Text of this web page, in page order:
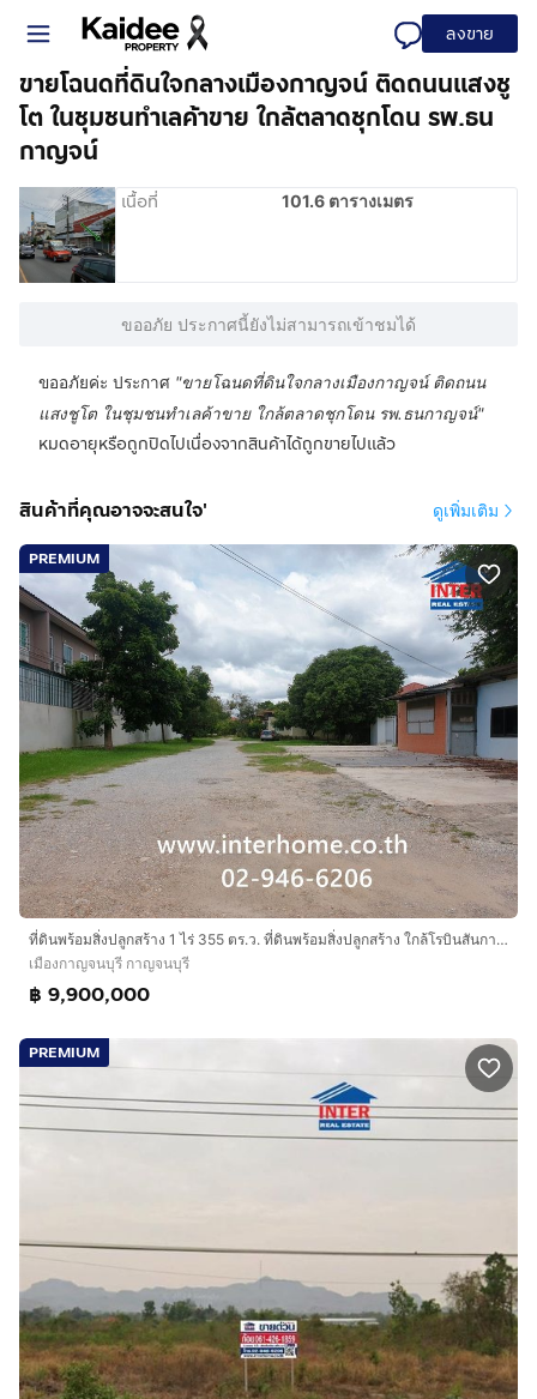
ลงขาย
ขายโฉนดที่ดินใจกลางเมืองกาญจน์ ติดถนนแสงชู
โต ในชุมชนทำเลค้าขาย ใกล้ตลาดชุกโดน รพ.ธน
กาญจน์
เนื้อที่ 101.6 ตารางเมตร
ขออภัย ประกาศนี้ยังไม่สามารถเข้าชมได้
ขออภัยค่ะ ประกาศ "ขายโฉนดที่ดินใจกลางเมืองกาญจน์ ติดถนน
แสงชูโต ในชุมชนทำเลค้าขาย ใกล้ตลาดชุกโดน รพ.ธนกาญจน์"
หมดอายุหรือถูกปิดไปเนื่องจากสินค้าได้ถูกขายไปแล้ว
สินค้าที่คุณอาจจะสนใจ' ดูเพิ่มเติม
PREMIUM
ที่ดินพร้อมสิ่งปลูกสร้าง 1 ไร่ 355 ตร.ว. ที่ดินพร้อมสิ่งปลูกสร้าง ใกล้โรบินสันกาญจนบุรี เพียง 750 เมตร ถนนเลี่ยงเมืองกาญจนบุรี
เมืองกาญจนบุรี กาญจนบุรี
฿ 9,900,000
PREMIUM